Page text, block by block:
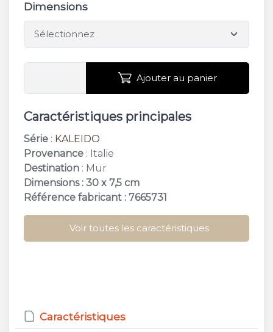
Dimensions
Ajouter au panier
Caractéristiques principales
Série : KALEIDO
Provenance : Italie
Destination : Mur
Dimensions : 30 x 7,5 cm
Référence fabricant : 7665731
Voir toutes les caractéristiques
Caractéristiques